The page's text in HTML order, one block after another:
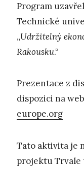
Program
Technické
„Udržitelný
Rakousku.“
Prezentace z
dispozici na
europe.org
Tato aktivita je
projektu